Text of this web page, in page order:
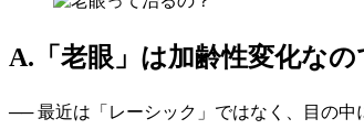
A.「老眼」は加齢性変化な
── 最近は「レーシック」ではなく、目の中